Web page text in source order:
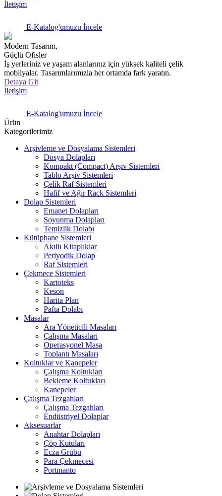
İletişim
E-Katalog'umuzu İncele
Modern Tasarım,
Güçlü Ofisler
İş yerleriniz ve yaşam alanlarınız için yüksek kaliteli çelik
mobilyalar. Tasarımlarımızla her ortamda fark yaratın.
Detaya Git
İletişim
E-Katalog'umuzu İncele
Ürün
Kategorilerimiz
Arşivleme ve Dosyalama Sistemleri
Dosya Dolapları
Kompakt (Compact) Arşiv Sistemleri
Tablo Arşiv Sistemleri
Çelik Raf Sistemleri
Hafif ve Ağır Rack Sistemleri
Dolap Sistemleri
Emanet Dolapları
Soyunma Dolapları
Temizlik Dolabı
Kütüphane Sistemleri
Akıllı Kitaplıklar
Periyodik Dolap
Raf Sistemleri
Çekmece Sistemleri
Kartoteks
Keson
Harita Plan
Pafta Dolabı
Masalar
Ara Yöneticili Masaları
Çalışma Masaları
Operasyonel Masa
Toplantı Masaları
Koltuklar ve Kanepeler
Çalışma Koltukları
Bekleme Koltukları
Kanepeler
Çalışma Tezgahları
Çalışma Tezgahları
Endüstriyel Dolaplar
Aksesuarlar
Anahtar Dolapları
Çöp Kutuları
Ecza Grubu
Para Çekmecesi
Portmanto